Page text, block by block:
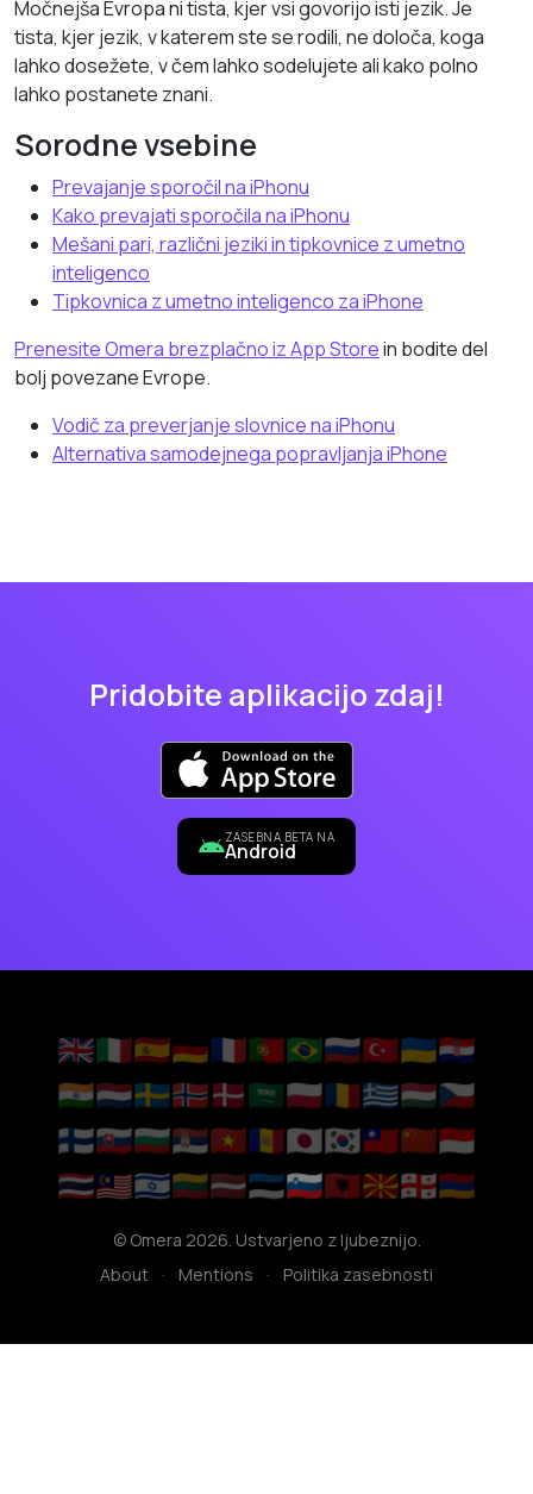
Močnejša Evropa ni tista, kjer vsi govorijo isti jezik. Je
tista, kjer jezik, v katerem ste se rodili, ne določa, koga
lahko dosežete, v čem lahko sodelujete ali kako polno
lahko postanete znani.
Sorodne vsebine
Prevajanje sporočil na iPhonu
Kako prevajati sporočila na iPhonu
Mešani pari, različni jeziki in tipkovnice z umetno
inteligenco
Tipkovnica z umetno inteligenco za iPhone
Prenesite Omera brezplačno iz App Storein bodite del
bolj povezane Evrope.
Vodič za preverjanje slovnice na iPhonu
Alternativa samodejnega popravljanja iPhone
Pridobite aplikacijo zdaj!
ZASEBNA BETA NA
Android
🇬🇧🇮🇹🇪🇸🇩🇪🇫🇷🇵🇹🇧🇷🇷🇺🇹🇷🇺🇦🇭🇷
🇮🇳🇳🇱🇸🇪🇳🇴🇩🇰🇸🇦🇵🇱🇷🇴🇬🇷🇭🇺🇨🇿
🇫🇮🇸🇰🇧🇬🇷🇸🇻🇳🇦🇩🇯🇵🇰🇷🇹🇼🇨🇳🇮🇩
🇹🇭🇲🇾🇮🇱🇱🇹🇱🇻🇪🇪🇸🇮🇦🇱🇲🇰🇬🇪🇦🇲
© Omera 2026. Ustvarjeno z ljubeznijo.
About
· Mentions · Politika zasebnosti